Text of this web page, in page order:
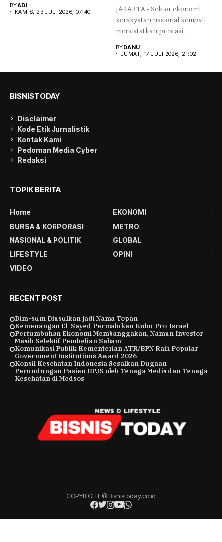
BYADI
KAMIS, 23 JULI 2026, 07:40
JAKARTA - Sektor ekonomi
kerakyatan nasional kembali
mencatatkan prestasi
BYDANU
JUMAT, 17 JULI 2026, 21:02
BISNISTODAY
Disclaimer
Kode Etik Jurnalistik
Kontak Kami
Pedoman Media Cyber
Redaksi
TOPIK BERITA
Home
EKONOMI
BURSA & KORPORASI
METRO
NASIONAL & POLITIK
GLOBAL
LIFESTYLE
OPINI
VIDEO
RECENT POST
Dim-sum Diusulkan jadi Nama Topan
Kemenangan El-Sayed Permalukan Kubu Pro-Israel
Pertumbuhan Ekonomi Membanggakan, Namun Investor
Masih Selektif Pembelian Saham
Komunikasi Publik Kementerian ATR/BPN Raih Popular
Government Institutions Award 2026
Konsil Kesehatan Indonesia Sesalkan Dugaan
Perundungan Pasien BPJS oleh Tenaga Medis dan Tenaga
Kesehatan di Medsos
COPYRIGHT © Bisnistoday.co.id